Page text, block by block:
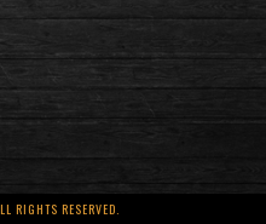
RIGHTS RESERVED.